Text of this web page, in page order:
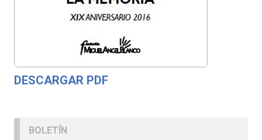
DESCARGAR PDF
BOLETÍN